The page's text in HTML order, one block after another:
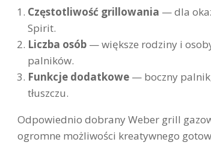
Częstotliwość grillowania — dla
Spirit.
Liczba osób — większe rodziny i
palników.
Funkcje dodatkowe — boczny
tłuszczu.
Odpowiednio dobrany Weber grill
ogromne możliwości kreatywnego